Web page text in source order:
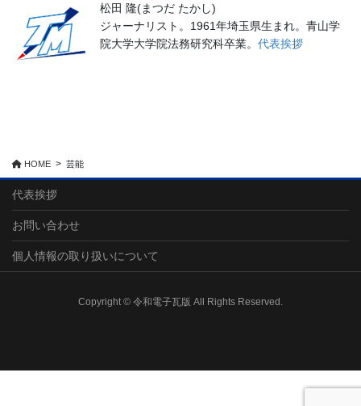
松田 隆(まつだ たかし)
ジャーナリスト。1961年埼玉県生まれ。青山学
院大学大学院法務研究科卒業。 代表挨拶
HOME 芸能
代表挨拶
お問い合わせ
個人情報の取り扱いについて
Copyright © 令和電子瓦版 All Rights Reserved.